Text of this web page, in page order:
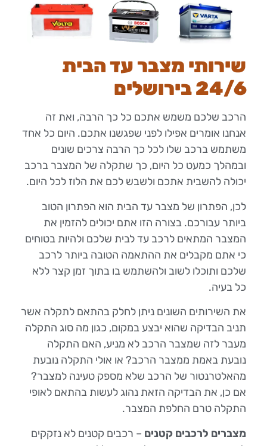
שירותי מצבר עד הבית
24/6 בירושלים
הרכב שלכם משמש אתכם כל כך הרבה, ואת זה
אנחנו אומרים אפילו לפני שפגשנו אתכם. היום כל אחד
משתמש ברכב שלו לכל כך הרבה צרכים שונים
ובמהלך כמעט כל היום, כך שתקלה של המצבר ברכב
יכולה להשבית אתכם ולשבש לכם את הלוז לכל היום.
לכן, הפתרון של מצבר עד הבית הוא הפתרון הטוב
ביותר עבורכם. בצורה הזו אתם יכולים להזמין את
המצבר המתאים לרכב עד לבית שלכם ולהיות בטוחים
כי אתם מקבלים את ההתאמה הטובה ביותר לרכב
שלכם ותוכלו לשוב ולהשתמש בו בתוך זמן קצר ללא
כל בעיה.
את השירותים השונים ניתן לחלק בהתאם לתקלה אשר
תניב הבדיקה שהוא יבצע במקום, כגון מה סוג התקלה
מעבר לזה שמצבר הרכב לא מניע, האם התקלה
נובעת באמת ממצבר הרכב? או אולי התקלה נובעת
מהאלטרנטור של הרכב שלא מספק טעינה למצבר?
אם כן, את הבדיקה הזאת נהוג לעשות בהתאם לאופי
התקלה טרם החלפת המצבר.
מצברים לרכבים קטנים – רכבים קטנים לא נזקקים